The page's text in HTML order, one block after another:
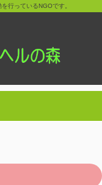
行っているNGOです。